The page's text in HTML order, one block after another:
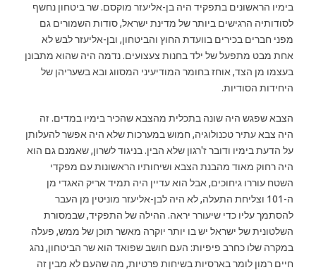
בימיו הראשונים בתפקיד היה בן-אליעזר מוקסם. שר ביטחון נחשף
לסודותיה הרגישים ביותר של מדינת ישראל, סודות השמורים גם
מפני חברים בכירים בוועדת החוץ והביטחון, ובן-אליעזר לבש לא
אחת מבט מתפעל של ילד בחנות צעצועים. נדמה היה שהוא מתבונן
בעצמו מן הצד, אוחז בחומר המודיעיני המסווג ובא בשעריהן של
היחידות הסודיות.
הצבא שפגש היה שונה בתכלית מהצבא שהכיר בימיו במדים. זה
היה צבא עתיר טכנולוגיה, חמוש במערכות שלא היה אפשר להעלותן
על הדעת בימיו ודובר ז'רגון שלא הבין. בניגוד לשרון, שאמנם גם הוא
היה רחוק מאוד מהבנת הצבא ושיחותיו הראשונות עם מפקדי
השטח עוררו גיחוכים, אבל הוא עדיין היה תמיד אריק האגדי מן
ה-101 וצליחת התעלה, לא היה לבן-אליעזר מוניטין מן העבר
להסתמך עליו כדי שיעורר יראה. ההילה של התפקיד, שבמסורת
השלטונית של ישראל יש בו יותר יוקרה מאשר תוכן של ממש, פעלה
במקרה שלו כחרב פיפיות: העם חושב שפואד הוא שר הביטחון, נהג
חיים רמון לומר בארסיות בשיחות פרטיות, מה שהעם לא מבין זה